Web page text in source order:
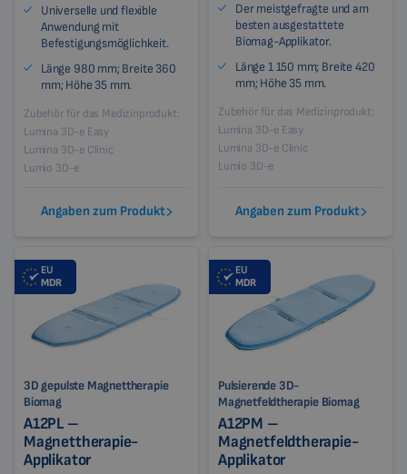
Universelle und flexible
Anwendung mit
Befestigungsmöglichkeit.
Länge 980 mm; Breite 360
mm; Höhe 35 mm.
Zubehör für das Medizinprodukt:
Lumina 3D-e Easy
Lumina 3D-e Clinic
Lumio 3D-e
Angaben zum Produkt
Der meistgefragte und am
besten ausgestattete
Biomag-Applikator.
Länge 1 150 mm; Breite 420
mm; Höhe 35 mm.
Zubehör für das Medizinprodukt:
Lumina 3D-e Easy
Lumina 3D-e Clinic
Lumio 3D-e
Angaben zum Produkt
EU
MDR
3D gepulste Magnettherapie
Biomag
A12PL –
Magnettherapie-
Applikator
EU
MDR
Pulsierende 3D-
Magnetfeldtherapie Biomag
A12PM –
Magnetfeldtherapie-
Applikator